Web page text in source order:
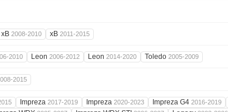
xB 2008-2010 xB 2011-2015
2010 Leon 2006-2012 Leon 2014-2020 Toledo 2005-2009
2015
Impreza 2017-2019 Impreza 2020-2023 Impreza G4 2016-2019